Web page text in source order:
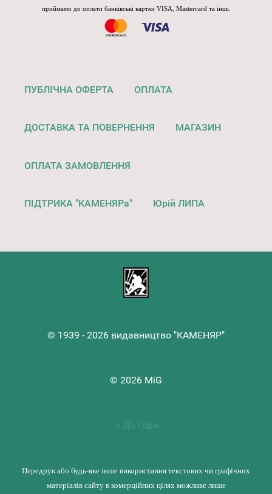
приймамо до оплати банківські картки VISA, Mastercard та інші.
ПУБЛІЧНА ОФЕРТА ОПЛАТА
ДОСТАВКА ТА ПОВЕРНЕННЯ МАГАЗИН
ОПЛАТА ЗАМОВЛЕННЯ
ПІДТРИКА "КАМЕНЯРа" Юрій ЛИПА
© 1939 - 2026 видавництво "КАМЕНЯР"
© 2026 MiG
До гори
Передрук або будь-яке інше використання текстових чи графічних
матеріалів сайту в комерційних цілях можливе лише